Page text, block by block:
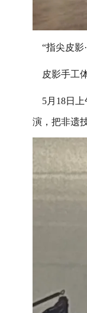
“指尖皮影·
皮影手工
5月 18日上
演，把非遗